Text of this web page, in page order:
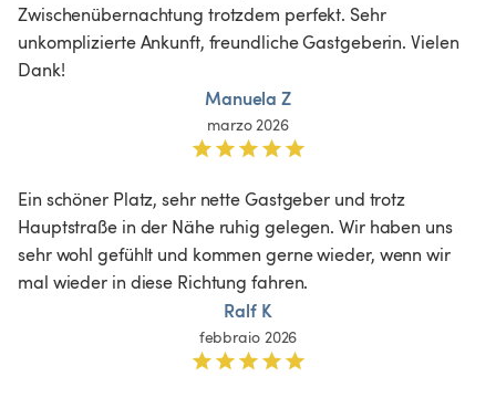
Zwischenübernachtung trotzdem perfekt. Sehr
unkomplizierte Ankunft, freundliche Gastgeberin. Vielen
Dank!
Manuela Z
marzo 2026
Ein schöner Platz, sehr nette Gastgeber und trotz
Hauptstraße in der Nähe ruhig gelegen. Wir haben uns
sehr wohl gefühlt und kommen gerne wieder, wenn wir
mal wieder in diese Richtung fahren.
Ralf K
febbraio 2026